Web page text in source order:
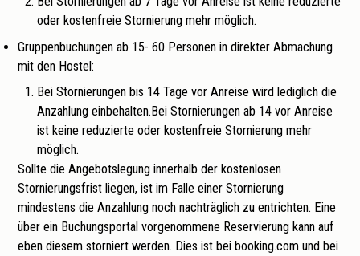
oder kostenfreie Stornierung mehr möglich.
Gruppenbuchungen ab 15- 60 Personen in direkter Abmachung
mit den Hostel:
Bei Stornierungen bis 14 Tage vor Anreise wird lediglich die
Anzahlung einbehalten.Bei Stornierungen ab 14 vor Anreise
ist keine reduzierte oder kostenfreie Stornierung mehr
möglich.
Sollte die Angebotslegung innerhalb der kostenlosen
Stornierungsfrist liegen, ist im Falle einer Stornierung
mindestens die Anzahlung noch nachträglich zu entrichten. Eine
über ein Buchungsportal vorgenommene Reservierung kann auf
eben diesem storniert werden. Dies ist bei booking.com und bei